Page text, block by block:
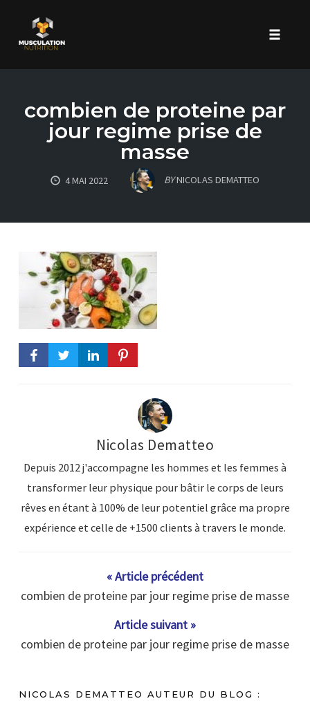
contentcombien de proteine par
jour regime prise de
masse
4 MAI 2022 BYNICOLAS DEMATTEO
Nicolas Dematteo
Depuis 2012 j'accompagne les hommes et les femmes à
transformer leur physique pour bâtir le corps de leurs
rêves en étant à 100% de leur potentiel grâce ma propre
expérience et celle de +1500 clients à travers le monde.
« Article précédent
combien de proteine par jour regime prise de masse
Article suivant »
combien de proteine par jour regime prise de masse
NICOLAS DEMATTEO AUTEUR DU BLOG :